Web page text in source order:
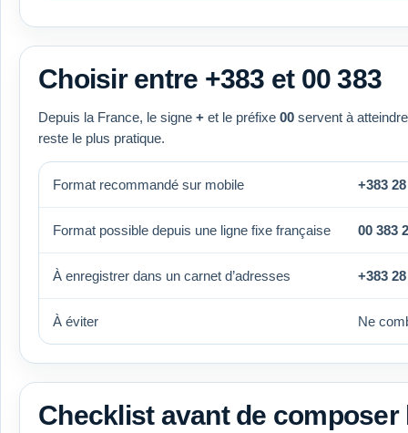
Choisir entre +383 et 00 383
Depuis la France, le signe + et le préfixe 00 servent à
reste le plus pratique.
Format recommandé sur mobile +383
Format possible depuis une ligne fixe française 00 383
À enregistrer dans un carnet d’adresses +383
À éviter Ne
Checklist avant de composer